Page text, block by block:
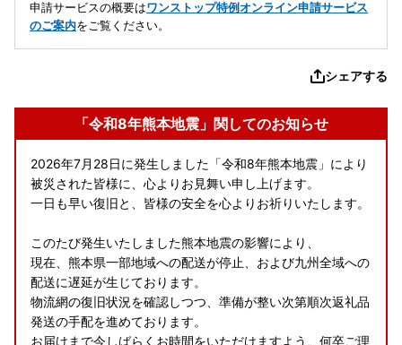
申請サービスの概要はワンストップ特例オンライン申請サービス
のご案内をご覧ください。
シェアする
「令和8年熊本地震」関してのお知らせ
2026年7月28日に発生しました「令和8年熊本地震」により
被災された皆様に、心よりお見舞い申し上げます。
一日も早い復旧と、皆様の安全を心よりお祈りいたします。
このたび発生いたしました熊本地震の影響により、
現在、熊本県一部地域への配送が停止、および九州全域への
配送に遅延が生じております。
物流網の復旧状況を確認しつつ、準備が整い次第順次返礼品
発送の手配を進めております。
お届けまで今しばらくお時間をいただけますよう、何卒ご理